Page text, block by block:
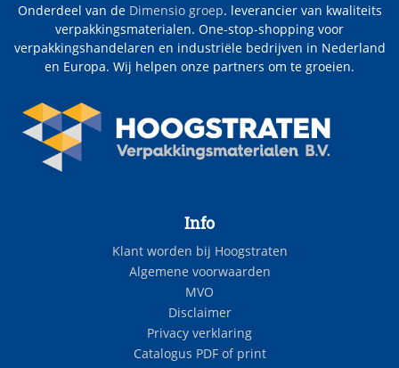
Onderdeel van de Dimensio groep. leverancier van kwaliteits
verpakkingsmaterialen. One-stop-shopping voor
verpakkingshandelaren en industriële bedrijven in Nederland
en Europa. Wij helpen onze partners om te groeien.
Info
Klant worden bij Hoogstraten
Algemene voorwaarden
MVO
Disclaimer
Privacy verklaring
Catalogus PDF of print